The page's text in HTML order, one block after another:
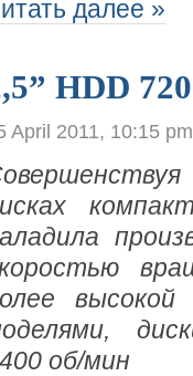
далее »
HDD
April 2011, 10:15 pm
об/мин